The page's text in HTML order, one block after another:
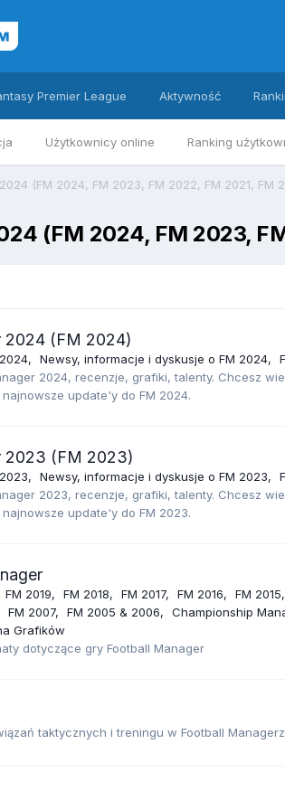
Użytkownicy online Ranking
Premier League Aktywność
(FM 2024, FM 2023, FM 2022, FM 2021, FM
(FM 2024, FM 2023,
2024 (FM 2024)
Newsy, informacje i dyskusje o FM 2024
2024, recenzje, grafiki, talenty. Chcesz
update'y do FM 2024.
2023 (FM 2023)
Newsy, informacje i dyskusje o FM 2023
2023, recenzje, grafiki, talenty. Chcesz
update'y do FM 2023.
FM 2019 FM 2018 FM 2017 FM 2016 FM 2015
FM 2007 FM 2005 & 2006 Championship
Grafików
dotyczące gry Football Manager
taktycznych i treningu w Football